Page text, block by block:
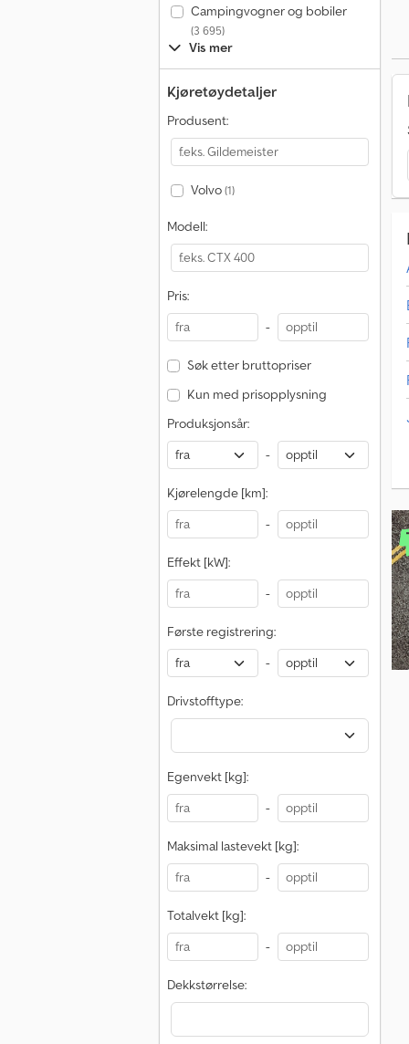
Campingvogner og bobiler
(3 695)
Vis mer
Kjøretøydetaljer
Produsent:
Volvo(1)
Modell:
Pris:
-
Søk etter bruttopriser
Kun med prisopplysning
Produksjonsår:
-
Kjørelengde [km]:
-
Effekt [kW]:
-
Første registrering:
-
Drivstofftype:
Egenvekt [kg]:
-
Maksimal lastevekt [kg]:
-
Totalvekt [kg]:
-
Dekkstørrelse: